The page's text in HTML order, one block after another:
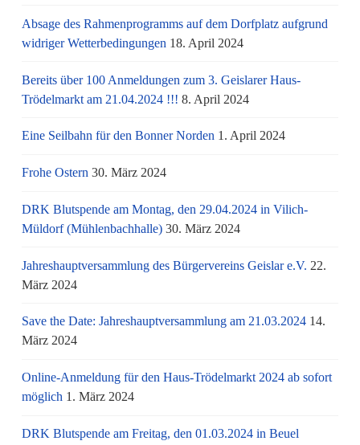
Absage des Rahmenprogramms auf dem Dorfplatz aufgrund
widriger Wetterbedingungen 18. April 2024
Bereits über 100 Anmeldungen zum 3. Geislarer Haus-
Trödelmarkt am 21.04.2024 !!! 8. April 2024
Eine Seilbahn für den Bonner Norden 1. April 2024
Frohe Ostern 30. März 2024
DRK Blutspende am Montag, den 29.04.2024 in Vilich-
Müldorf (Mühlenbachhalle) 30. März 2024
Jahreshauptversammlung des Bürgervereins Geislar e.V. 22.
März 2024
Save the Date: Jahreshauptversammlung am 21.03.2024 14.
März 2024
Online-Anmeldung für den Haus-Trödelmarkt 2024 ab sofort
möglich 1. März 2024
DRK Blutspende am Freitag, den 01.03.2024 in Beuel